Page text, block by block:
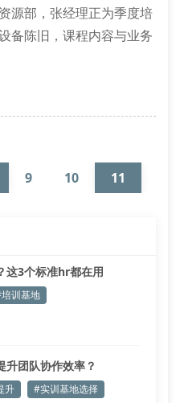
源部，张经理正为季度培
备陈旧，课程内容与业务
训方案缺乏针对性、场地
机构，我们发现高效能的
征：
9 10 11
这3个标准hr都在用
训基地
升团队协作效率？
升 #实训基地选择